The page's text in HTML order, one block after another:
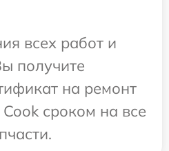
всех работ и
получите
на ремонт
сроком на все